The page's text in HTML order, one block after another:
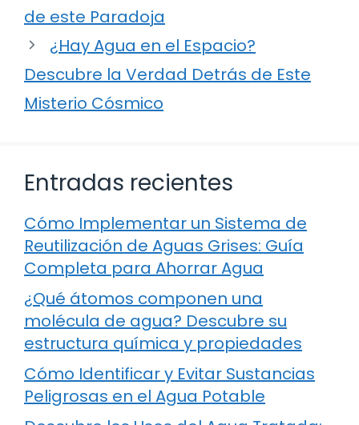
de este Paradoja
¿Hay Agua en el Espacio?
Descubre la Verdad Detrás de Este
Misterio Cósmico
Entradas recientes
Cómo Implementar un Sistema de
Reutilización de Aguas Grises: Guía
Completa para Ahorrar Agua
¿Qué átomos componen una
molécula de agua? Descubre su
estructura química y propiedades
Cómo Identificar y Evitar Sustancias
Peligrosas en el Agua Potable